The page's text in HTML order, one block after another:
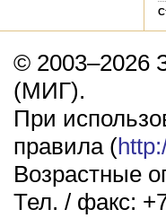
© 2003–2026
(МИГ).
При
правила (
Возрастные
Тел. / факс: